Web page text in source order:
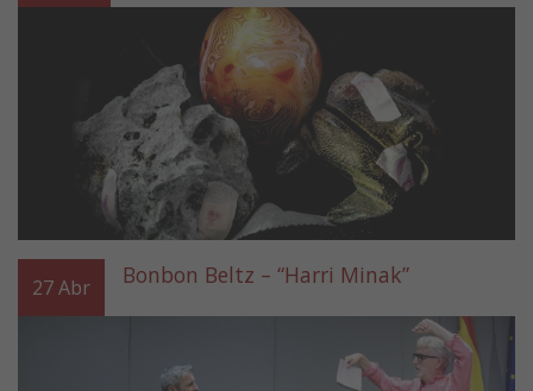
27Abr Bonbon Beltz – “Harri Minak”